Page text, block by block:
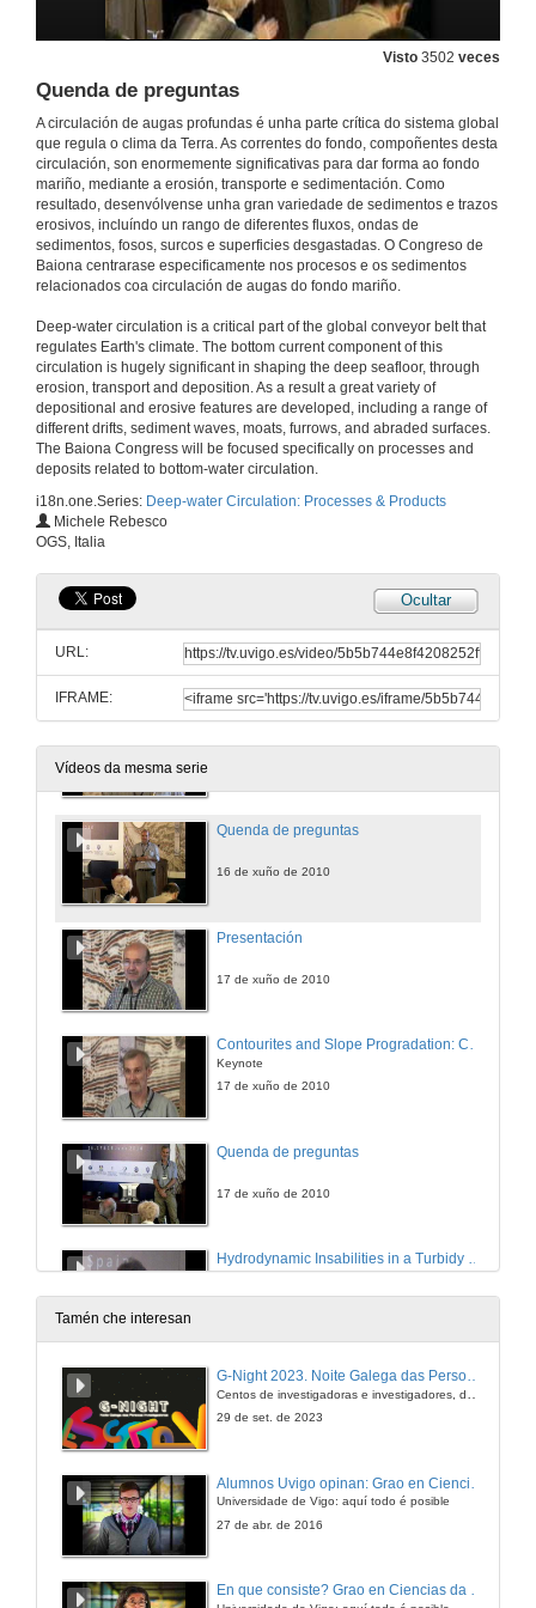
Visto 3502 veces
Quenda de preguntas
A circulación de augas profundas é unha parte crítica do sistema global
que regula o clima da Terra. As correntes do fondo, compoñentes desta
circulación, son enormemente significativas para dar forma ao fondo
mariño, mediante a erosión, transporte e sedimentación. Como
resultado, desenvólvense unha gran variedade de sedimentos e trazos
erosivos, incluíndo un rango de diferentes fluxos, ondas de
sedimentos, fosos, surcos e superficies desgastadas. O Congreso de
Baiona centrarase especificamente nos procesos e os sedimentos
relacionados coa circulación de augas do fondo mariño.
Deep-water circulation is a critical part of the global conveyor belt that
regulates Earth's climate. The bottom current component of this
circulation is hugely significant in shaping the deep seafloor, through
erosion, transport and deposition. As a result a great variety of
depositional and erosive features are developed, including a range of
different drifts, sediment waves, moats, furrows, and abraded surfaces.
The Baiona Congress will be focused specifically on processes and
deposits related to bottom-water circulation.
i18n.one.Series: Deep-water Circulation: Processes & Products
Michele Rebesco
OGS, Italia
Ocultar
URL:
IFRAME:
Vídeos da mesma serie
16 de xuño de 2010
16 de xuño de 2010
16 de xuño de 2010
16 de xuño de 2010
Quenda de preguntas
16 de xuño de 2010
16 de xuño de 2010
The Contourite Drifts of the Pacific Margin of the Antarctic Peninsula: a Review
Quenda de preguntas
16 de xuño de 2010
Presentación
17 de xuño de 2010
Contourites and Slope Progradation: Canterbury Basin, New Zealand
Keynote
17 de xuño de 2010
Quenda de preguntas
17 de xuño de 2010
Hydrodynamic Insabilities in a Turbidy Current Boundary Layer as a Mechanism for Channel Incision
17 de xuño de 2010
Tamén che interesan
G-Night 2023. Noite Galega das Persoas Investigadoras. Conciencias creativas
29 de set. de 2023
Universidade de Vigo: aquí todo é posible
27 de abr. de 2016
En que consiste? Grao en Ciencias da Linguaxe e Estudos Literarios